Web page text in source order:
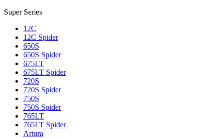
Super Series
12C
12C Spider
650S
650S Spider
675LT
675LT Spider
720S
720S Spider
750S
750S Spider
765LT
765LT Spider
Artura